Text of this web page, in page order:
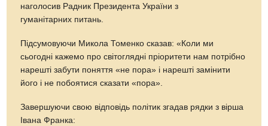
наголосив Радник Президента України з
гуманітарних питань.
Підсумовуючи Микола Томенко сказав: «Коли ми
сьогодні кажемо про світоглядні пріоритети нам потрібно
нарешті забути поняття «не пора» і нарешті замінити
його і не побоятися сказати «пора».
Завершуючи свою відповідь політик згадав рядки з вірша
Івана Франка: